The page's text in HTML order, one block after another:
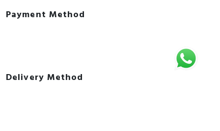
Payment Method
Delivery Method